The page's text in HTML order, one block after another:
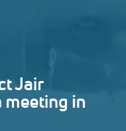
Jair
meeting in